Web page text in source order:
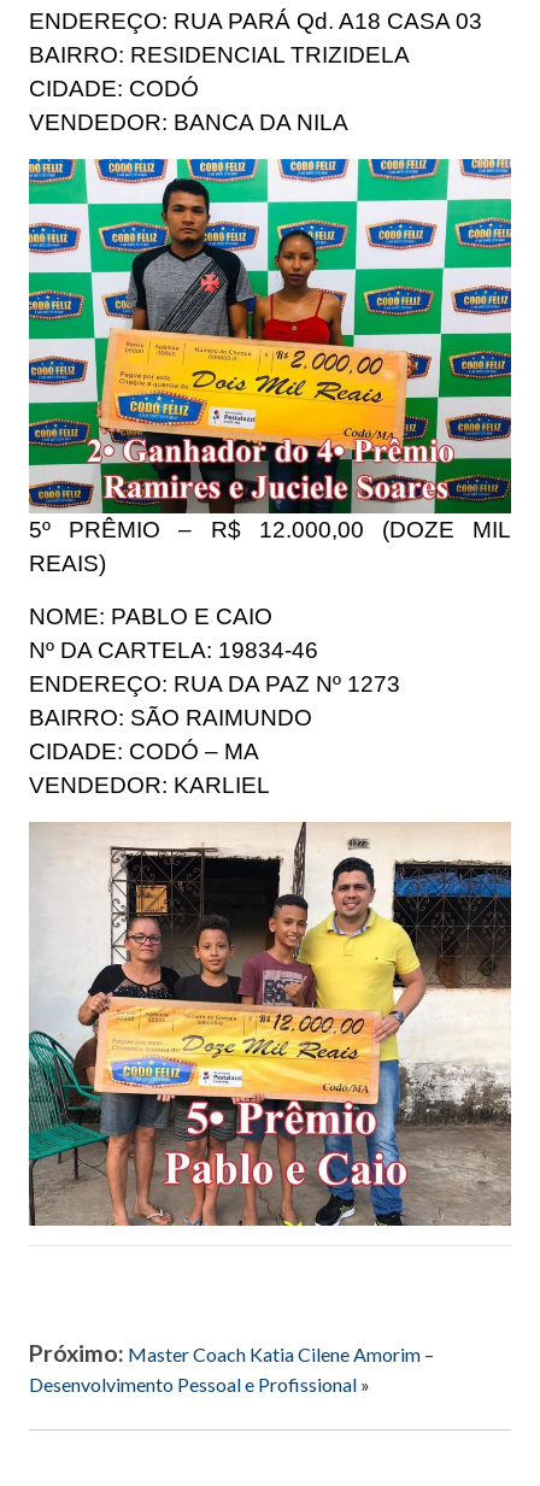
ENDEREÇO: RUA PARÁ Qd. A18 CASA 03
BAIRRO: RESIDENCIAL TRIZIDELA
CIDADE: CODÓ
VENDEDOR: BANCA DA NILA
5º PRÊMIO – R$ 12.000,00 (DOZE MIL
REAIS)
NOME: PABLO E CAIO
Nº DA CARTELA: 19834-46
ENDEREÇO: RUA DA PAZ Nº 1273
BAIRRO: SÃO RAIMUNDO
CIDADE: CODÓ – MA
VENDEDOR: KARLIEL
Próximo: Master Coach Katia Cilene Amorim –
Desenvolvimento Pessoal e Profissional »